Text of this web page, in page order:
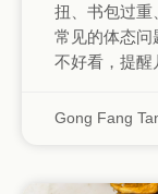
扭、书包过重
常见的体态问
不好看，提醒
Gong Fang